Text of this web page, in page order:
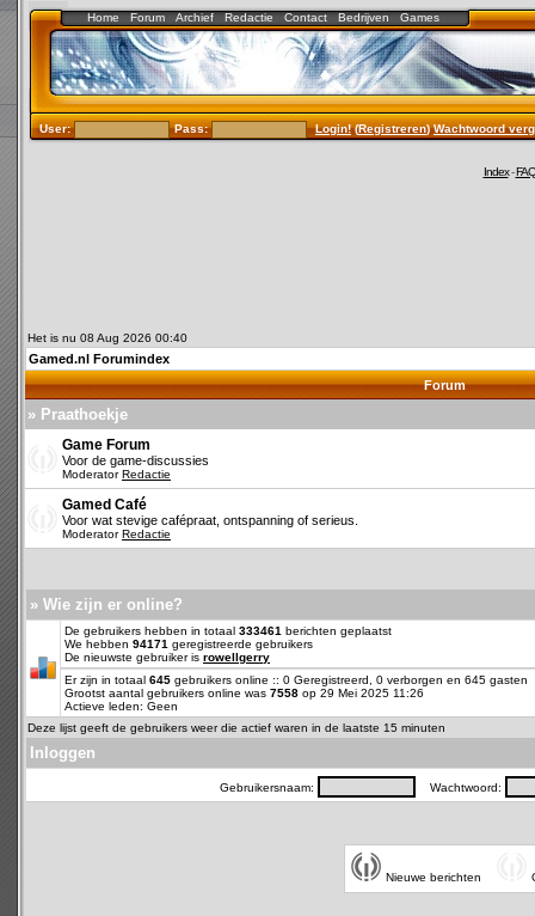
Home Forum Archief Redactie Contact Bedrijven Games
User: Pass: Login!(Registreren)Wachtwoord
Index-FAQ
Het is nu 08 Aug 2026 00:40
Gamed.nl Forumindex
Forum
» Praathoekje
Game Forum
Voor de game-discussies
ModeratorRedactie
Gamed Café
Voor wat stevige cafépraat, ontspanning of serieus.
ModeratorRedactie
» Wie zijn er online?
De gebruikers hebben in totaal 333461 berichten geplaatst
We hebben 94171 geregistreerde gebruikers
De nieuwste gebruiker is rowellgerry
Er zijn in totaal 645 gebruikers online :: 0 Geregistreerd, 0 verborgen en 645
Grootst aantal gebruikers online was 7558 op 29 Mei 2025 11:26
Actieve leden: Geen
Deze lijst geeft de gebruikers weer die actief waren in de laatste 15 minuten
Inloggen
Gebruikersnaam: Wachtwoord:
Nieuwe berichten